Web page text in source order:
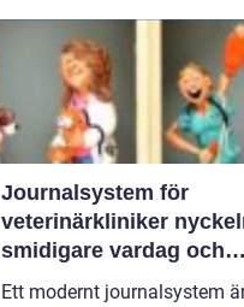
Journalsystem för
veterinärkliniker nyckeln till
smidigare vardag och
säkrare vård
Ett modernt journalsystem